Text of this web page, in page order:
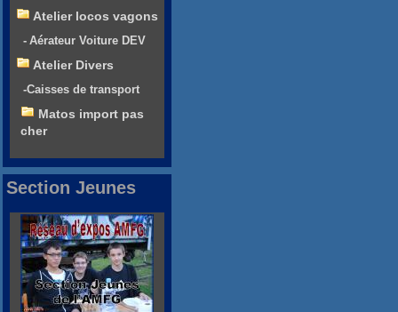
Atelier locos vagons
- Aérateur Voiture DEV
Atelier Divers
-Caisses de transport
Matos import pas
cher
Section Jeunes